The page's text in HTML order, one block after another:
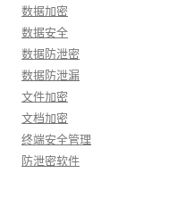
数据加密
数据安全
数据防泄密
数据防泄漏
文件加密
文档加密
终端安全管理
防泄密软件